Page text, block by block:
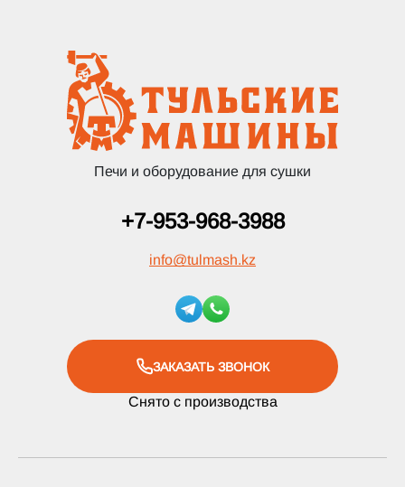
Печи и оборудование для сушки
+7-953-968-3988
info@tulmash.kz
ЗАКАЗАТЬ ЗВОНОК
Снято с производства